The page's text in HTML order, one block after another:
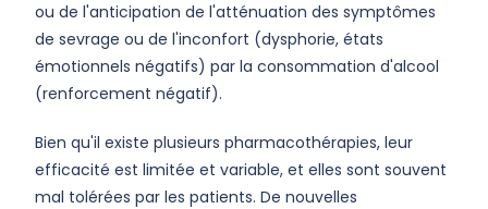
ou de l'anticipation de l'atténuation des symptômes
de sevrage ou de l'inconfort (dysphorie, états
émotionnels négatifs) par la consommation d'alcool
(renforcement négatif).
Bien qu'il existe plusieurs pharmacothérapies, leur
efficacité est limitée et variable, et elles sont souvent
mal tolérées par les patients. De nouvelles